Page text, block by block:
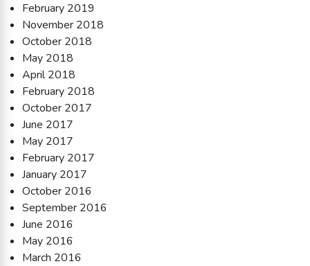
February 2019
November 2018
October 2018
May 2018
April 2018
February 2018
October 2017
June 2017
May 2017
February 2017
January 2017
October 2016
September 2016
June 2016
May 2016
March 2016